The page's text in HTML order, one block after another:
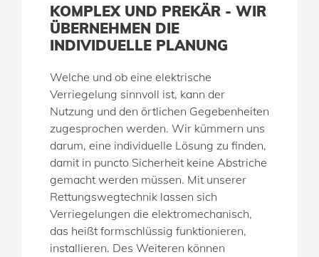
KOMPLEX UND PREKÄR - WIR
ÜBERNEHMEN DIE
INDIVIDUELLE PLANUNG
Welche und ob eine elektrische
Verriegelung sinnvoll ist, kann der
Nutzung und den örtlichen Gegebenheiten
zugesprochen werden. Wir kümmern uns
darum, eine individuelle Lösung zu finden,
damit in puncto Sicherheit keine Abstriche
gemacht werden müssen. Mit unserer
Rettungswegtechnik lassen sich
Verriegelungen die elektromechanisch,
das heißt formschlüssig funktionieren,
installieren. Des Weiteren können